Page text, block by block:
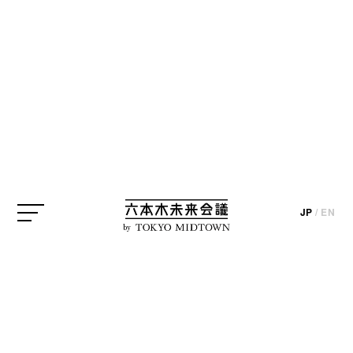
by
JP / EN